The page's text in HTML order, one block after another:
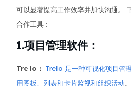
可以显著提高工作效率并加快沟通。
合作工具：
1.项目管理软件：
Trello： Trello 是一种可视化项目管
用图板、列表和卡片监视和组织活动